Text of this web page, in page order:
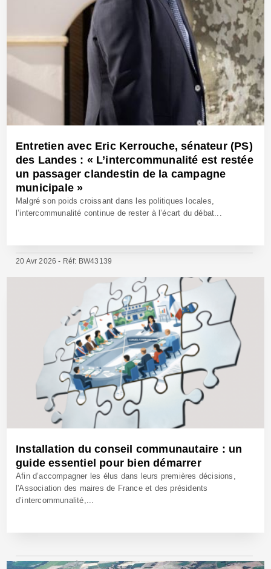
Entretien avec Eric Kerrouche, sénateur (PS)
des Landes : « L’intercommunalité est restée
un passager clandestin de la campagne
municipale »
Malgré son poids croissant dans les politiques locales,
l’intercommunalité continue de rester à l’écart du débat...
20 Avr 2026 - Réf: BW43139
Installation du conseil communautaire : un
guide essentiel pour bien démarrer
Afin d’accompagner les élus dans leurs premières décisions,
l'Association des maires de France et des présidents
d’intercommunalité,...
20 Mars 2026 - Réf: CW42945